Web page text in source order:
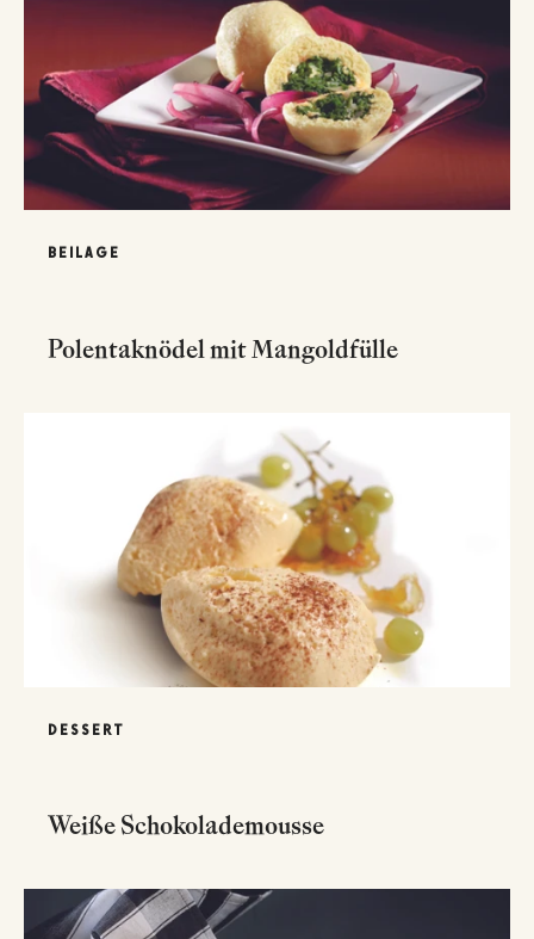
BEILAGE
Polentaknödel mit Mangoldfülle
DESSERT
Weiße Schokolademousse